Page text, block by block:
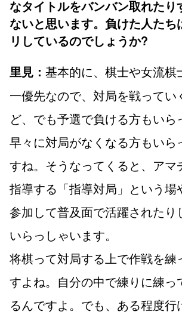
なタイトルをバンバン取れたり
ないと思います。負けた人たち
リしているのでしょうか?
里見： 基本的に、棋士や女流棋
一優先なので、対局を戦ってい
ど、でも予選で負ける方もいら
早々に対局がなくなる方もいら
すね。そうなってくると、アマ
指導する「指導対局」という場
参加して普及面で活躍されたり
いらっしゃいます。
将棋って対局する上で作戦を練
すよね。自分の中で練りに練っ
るんですよ。でも、ある程度行